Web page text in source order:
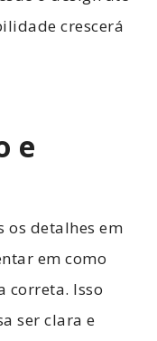
crescerá
e
os detalhes em
em como
correta. Isso
ser clara e